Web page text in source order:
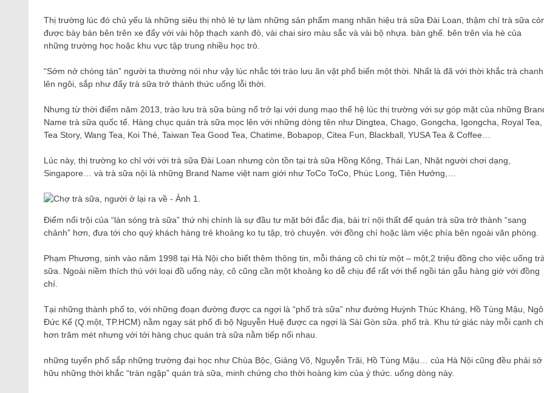
Thị trường lúc đó chủ yếu là những siêu thị nhỏ lẻ tự làm những sản phẩm mang nhãn hiệu trà sữa Đài Loan, thậm chí trà sữa
được bày bán bên trên xe đẩy với vài hộp thạch xanh đỏ, vài chai siro màu sắc và vài bộ nhựa. bàn ghế. bên trên vỉa hè của
những trường học hoặc khu vực tập trung nhiều học trò.
“Sớm nở chóng tàn” người ta thường nói như vậy lúc nhắc tới trào lưu ăn vặt phổ biến một thời. Nhất là đã với thời khắc trà chanh
lên ngôi, sắp như đẩy trà sữa trở thành thức uống lỗi thời.
Nhưng từ thời điểm năm 2013, trào lưu trà sữa bùng nổ trở lại với dung mạo thế hệ lúc thị trường với sự góp mặt của những
Name trà sữa quốc tế. Hàng chục quán trà sữa mọc lên với những dòng tên như Dingtea, Chago, Gongcha, Igongcha, Royal Tea,
Tea Story, Wang Tea, Koi Thé, Taiwan Tea Good Tea, Chatime, Bobapop, Citea Fun, Blackball, YUSA Tea & Coffee…
Lúc này, thị trường ko chỉ với với trà sữa Đài Loan nhưng còn tồn tại trà sữa Hồng Kông, Thái Lan, Nhật người chơi dạng,
Singapore… và trà sữa nội là những Brand Name việt nam giới như ToCo ToCo, Phúc Long, Tiên Hưởng,…
Điểm nổi trội của “làn sóng trà sữa” thứ nhị chính là sự đầu tư mặt bởi đắc địa, bài trí nội thất để quán trà sữa trở thành “sang
chảnh” hơn, đưa tới cho quý khách hàng trẻ khoảng ko tụ tập, trò chuyện. với đồng chí hoặc làm việc phía bên ngoài văn phòng.
Phạm Phương, sinh vào năm 1998 tại Hà Nội cho biết thêm thông tin, mỗi tháng cô chi từ một – một,2 triệu đồng cho việc uống
sữa. Ngoài niềm thích thú với loại đồ uống này, cô cũng cần một khoảng ko dễ chịu để rất với thể ngồi tán gẫu hàng giờ với đồng
chí.
Tại những thành phố to, với những đoạn đường được ca ngợi là “phố trà sữa” như đường Huỳnh Thúc Kháng, Hồ Tùng Mậu, Ngô
Đức Kế (Q.một, TP.HCM) nằm ngay sát phố đi bộ Nguyễn Huệ được ca ngợi là Sài Gòn sữa. phố trà. Khu tứ giác này mỗi cạnh
hơn trăm mét nhưng với tới hàng chục quán trà sữa nằm tiếp nối nhau.
những tuyến phố sắp những trường đại học như Chùa Bộc, Giảng Võ, Nguyễn Trãi, Hồ Tùng Mậu… của Hà Nội cũng đều phải sở
hữu những thời khắc “tràn ngập” quán trà sữa, minh chứng cho thời hoàng kim của ý thức. uống dòng này.